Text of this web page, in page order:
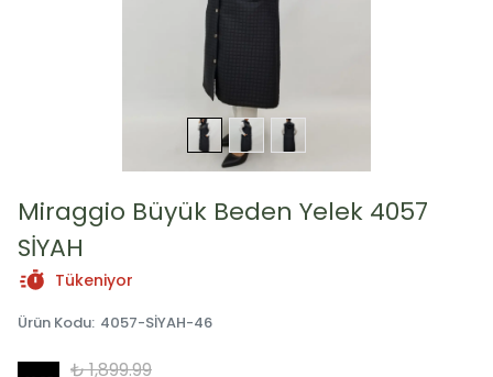
Miraggio Büyük Beden Yelek 4057
SİYAH
Tükeniyor
Ürün Kodu: 4057-SİYAH-46
₺ 1,899.99